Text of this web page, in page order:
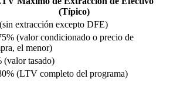
(Típico)
extracción excepto DFE)
(valor condicionado o precio de
el menor)
(valor tasado)
(LTV completo del programa)